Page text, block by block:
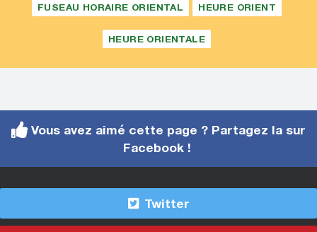
FUSEAU HORAIRE ORIENTAL HEURE ORIENT
HEURE ORIENTALE
Vous avez aimé cette page ? Partagez la sur
Facebook !
Twitter